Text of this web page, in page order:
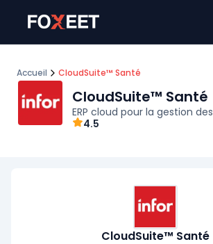
Accueil CloudSuite™ Santé
CloudSuite™ Santé
ERP cloud pour la gestion des
4.5
CloudSuite™ Santé